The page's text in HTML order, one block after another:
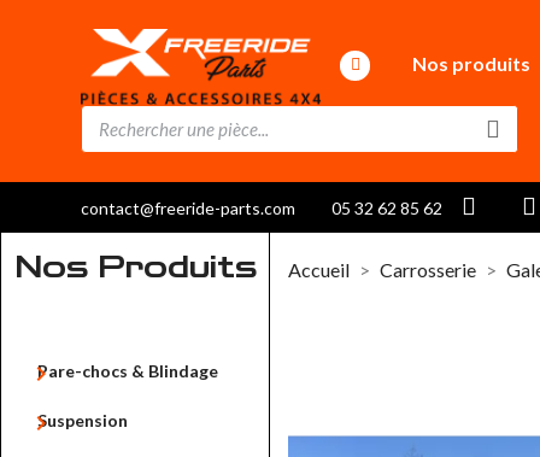
Nos produits
contact@freeride-parts.com 05 32 62 85 62
Accueil Carrosserie
Nos Produits
Pare-chocs & Blindage

Suspension
